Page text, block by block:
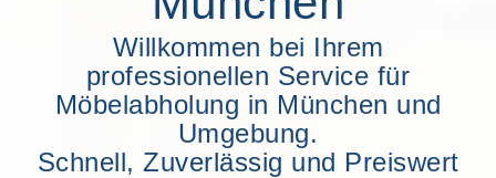
Willkommen bei Ihrem
professionellen Service für
Möbelabholung in München und
Umgebung.
Schnell, Zuverlässig und Preiswert